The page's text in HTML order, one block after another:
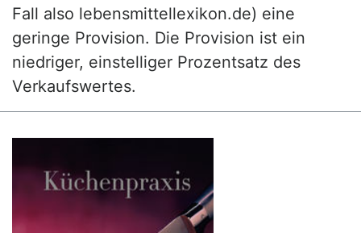
Fall also lebensmittellexikon.de) eine
geringe Provision. Die Provision ist ein
niedriger, einstelliger Prozentsatz des
Verkaufswertes.